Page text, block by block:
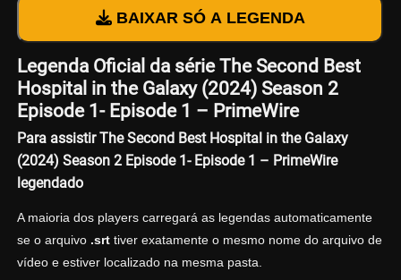
BAIXAR SÓ A LEGENDA
Legenda Oficial da série The Second Best
Hospital in the Galaxy (2024) Season 2
Episode 1- Episode 1 – PrimeWire
Para assistir The Second Best Hospital in the Galaxy
(2024) Season 2 Episode 1- Episode 1 – PrimeWire
legendado
A maioria dos players carregará as legendas automaticamente
se o arquivo .srttiver exatamente o mesmo nome do arquivo de
vídeo e estiver localizado na mesma pasta.